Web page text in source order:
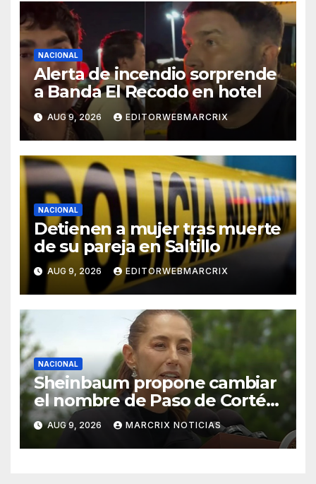
NACIONAL
Alerta de incendio sorprende
a Banda El Recodo en hotel
AUG 9, 2026 EDITORWEBMARCRIX
NACIONAL
Detienen a mujer tras muerte
de su pareja en Saltillo
AUG 9, 2026 EDITORWEBMARCRIX
NACIONAL
Sheinbaum propone cambiar
el nombre de Paso de Cortés
por “Paso de los Pueblos
Indígenas”
AUG 9, 2026 MARCRIX NOTICIAS